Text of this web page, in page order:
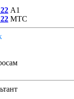
А1
МТС